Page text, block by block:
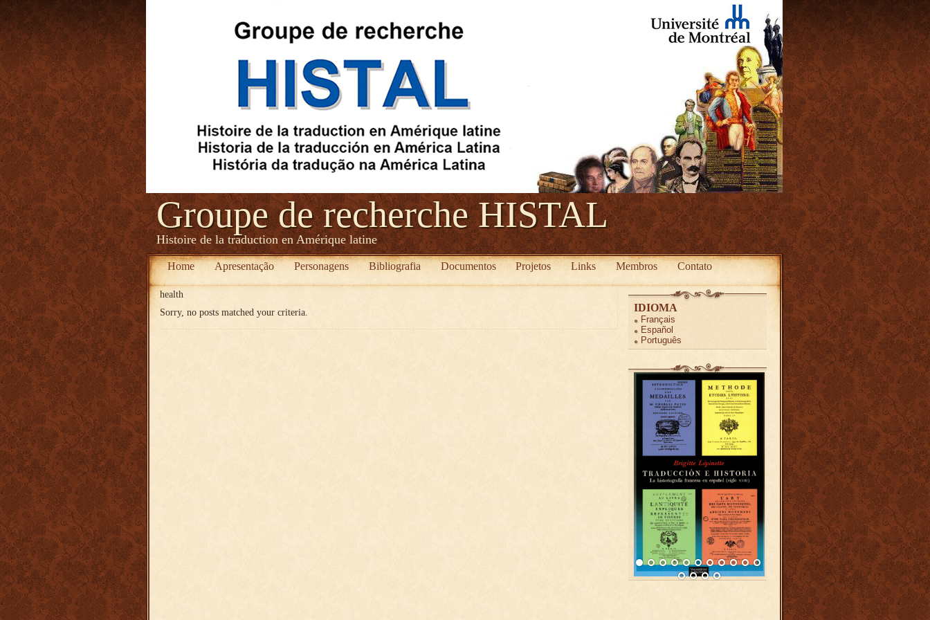
Groupe de recherche HISTAL
Histoire de la traduction en Amérique latine
Home Apresentação Personagens Bibliografia Documentos Projetos Links Membros Contato
health
Sorry, no posts matched your criteria.
IDIOMA
Français
Español
Português